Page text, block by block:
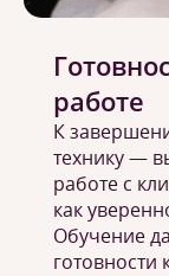
работе
К
технику —
работе с
как
Обучение
готовности